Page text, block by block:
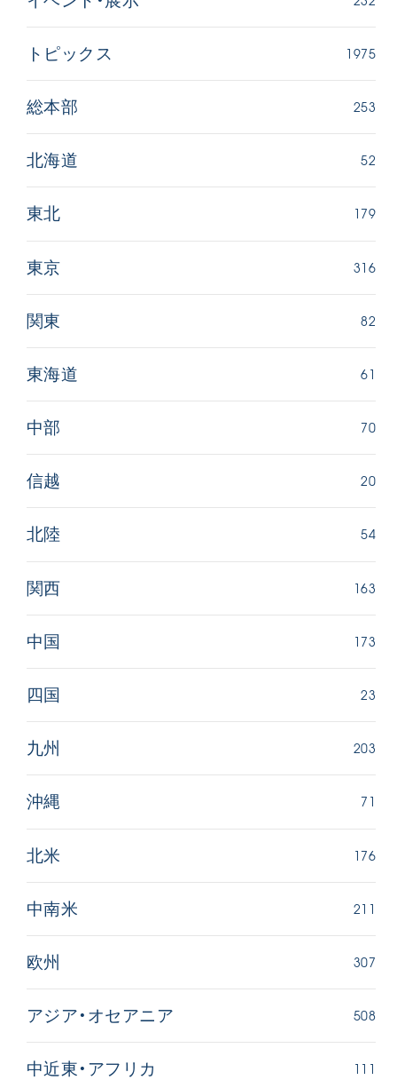
トピックス 1975
総本部 253
北海道 52
東北 179
東京 316
関東 82
東海道 61
中部 70
信越 20
北陸 54
関西 163
中国 173
四国 23
九州 203
沖縄 71
北米 176
中南米 211
欧州 307
アジア・オセアニア 508
中近東・アフリカ 111